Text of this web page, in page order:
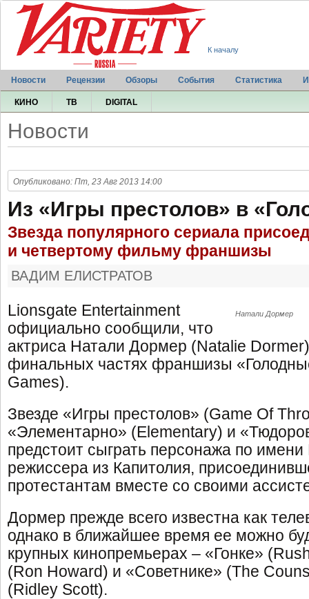
К началу
Новости Рецензии Обзоры События Статистика
КИНО ТВ DIGITAL
Новости
Опубликовано: Пт, 23 Авг 2013 14:00
Из «Игры престолов» в
Звезда популярного сериала
и четвертому фильму франшизы
ВАДИМ ЕЛИСТРАТОВ
Натали Дормер
Lionsgate Entertainment
официально сообщили, что
актриса Натали Дормер (Natalie
финальных частях франшизы
Games).
Звезде «Игры престолов» (Game Of
«Элементарно» (Elementary) и
предстоит сыграть персонажа по
режиссера из Капитолия,
протестантам вместе со своими
Дормер прежде всего известна как
однако в ближайшее время ее можно
крупных кинопремьерах – «Гонке»
(Ron Howard) и «Советнике» (The
(Ridley Scott).